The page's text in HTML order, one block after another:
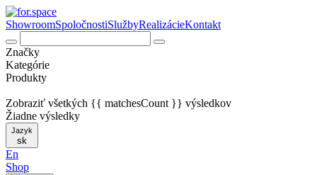
ShowroomSpoločnostiSlužbyRealizácieKontakt
Značky
Kategórie
Produkty
Zobraziť všetkých {{ matchesCount }} výsledkov
Žiadne výsledky
Jazyk
sk
En
Shop